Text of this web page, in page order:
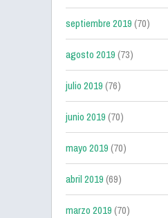
septiembre 2019(70)
agosto 2019(73)
julio 2019(76)
junio 2019(70)
mayo 2019(70)
abril 2019(69)
marzo 2019(70)